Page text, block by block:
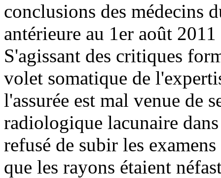
conclusions des médecins
antérieure au 1er août
S'agissant des critiques
volet somatique de
l'assurée est mal venue de
radiologique lacunaire
refusé de subir les
que les rayons étaient